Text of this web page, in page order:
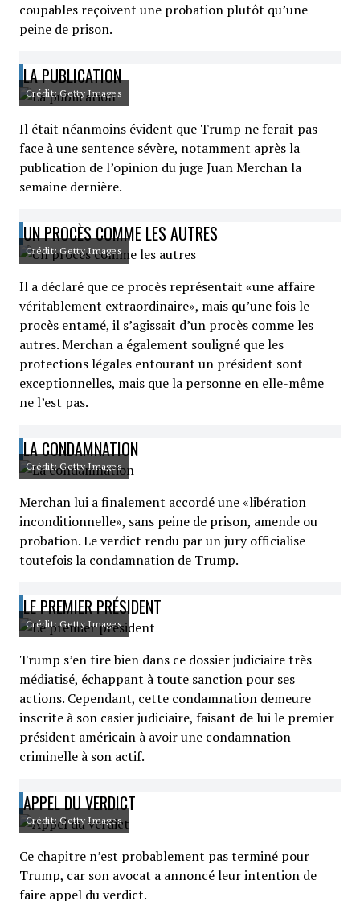
coupables reçoivent une probation plutôt qu’une
peine de prison.
LA PUBLICATION
Crédit: Getty Images
Il était néanmoins évident que Trump ne ferait pas
face à une sentence sévère, notamment après la
publication de l’opinion du juge Juan Merchan la
semaine dernière.
UN PROCÈS COMME LES AUTRES
Crédit: Getty Images
Il a déclaré que ce procès représentait «une affaire
véritablement extraordinaire», mais qu’une fois le
procès entamé, il s’agissait d’un procès comme les
autres. Merchan a également souligné que les
protections légales entourant un président sont
exceptionnelles, mais que la personne en elle-même
ne l’est pas.
LA CONDAMNATION
Crédit: Getty Images
Merchan lui a finalement accordé une «libération
inconditionnelle», sans peine de prison, amende ou
probation. Le verdict rendu par un jury officialise
toutefois la condamnation de Trump.
LE PREMIER PRÉSIDENT
Crédit: Getty Images
Trump s’en tire bien dans ce dossier judiciaire très
médiatisé, échappant à toute sanction pour ses
actions. Cependant, cette condamnation demeure
inscrite à son casier judiciaire, faisant de lui le premier
président américain à avoir une condamnation
criminelle à son actif.
APPEL DU VERDICT
Crédit: Getty Images
Ce chapitre n’est probablement pas terminé pour
Trump, car son avocat a annoncé leur intention de
faire appel du verdict.